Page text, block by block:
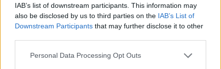
IAB’s list of downstream participants. This information may
also be disclosed by us to third parties on the IAB’s List of
Downstream Participants that may further disclose it to other
Please note that this website/app uses one or more Google
Personal Data Processing Opt Outs
Pol stoletja glasbe na tromeji:
jubilejni festival narodno-
zabavne glasbe
(VIDEO) Skupina iTAK
»Srnica«